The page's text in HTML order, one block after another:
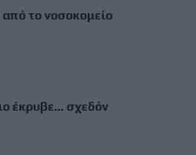
το νοσοκομείο
έκρυβε… σχεδόν